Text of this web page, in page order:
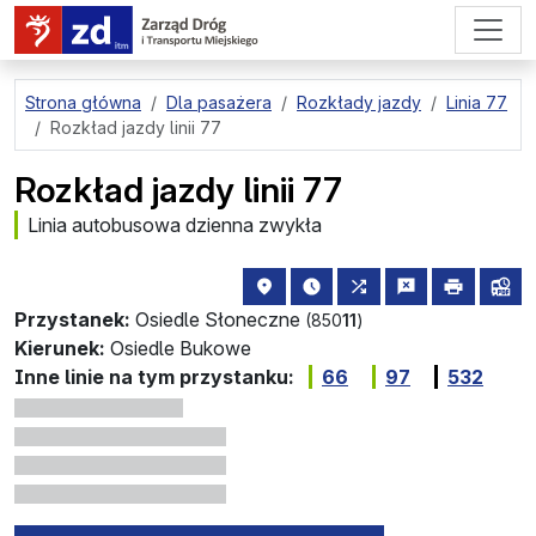
przejdź do treści strony
Strona główna Dla pasażera Rozkłady jazdy
Linia 77
Rozkład jazdy linii 77
Rozkład jazdy linii 77
Linia autobusowa dzienna zwykła
Przystanek: Osiedle Słoneczne (85011)
lokalizacja przystanku na mapie
najbliższe odjazdy z tego
wszystkie linie
zgłośdrukuj
Kierunek: Osiedle Bukowe
Inne linie na tym przystanku:
66 97 532